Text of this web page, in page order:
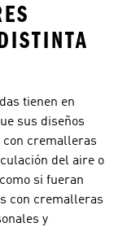
tienen en
sus diseños
con cremalleras
del aire o
si fueran
con cremalleras
y